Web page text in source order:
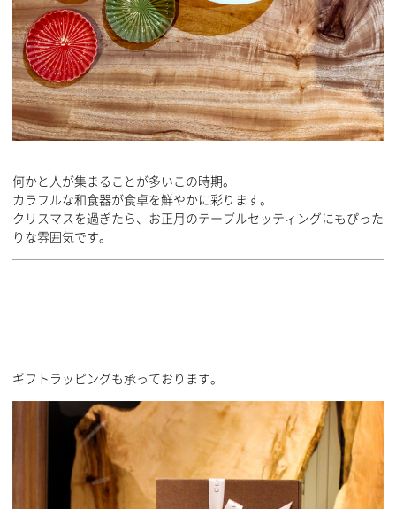
何かと人が集まることが多いこの時期。
カラフルな和食器が食卓を鮮やかに彩ります。
クリスマスを過ぎたら、お正月のテーブルセッティングにもぴった
りな雰囲気です。
ギフトラッピングも承っております。